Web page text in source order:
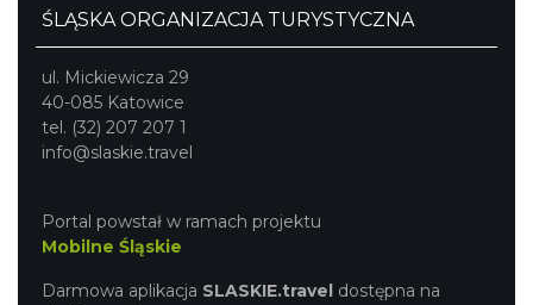
ŚLĄSKA ORGANIZACJA TURYSTYCZNA
ul. Mickiewicza 29
40-085 Katowice
tel. (32) 207 207 1
info@slaskie.travel
Portal powstał w ramach projektu
Mobilne Śląskie
Darmowa aplikacja SLASKIE.travel dostępna na